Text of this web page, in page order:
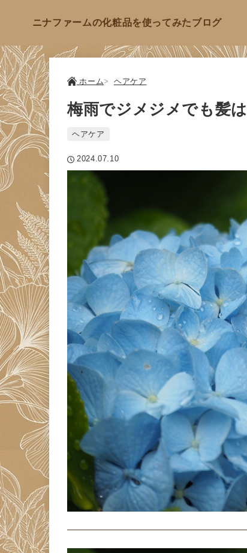
ニナファームの化粧品を使ってみたブログ
ホーム ヘアケア
梅雨でジメジメでも髪
ヘアケア
2024.07.10